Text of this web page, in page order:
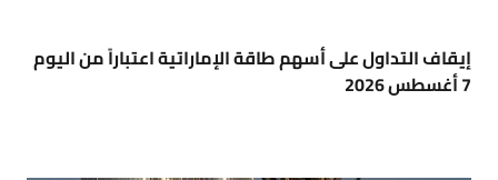
إيقاف التداول على أسهم طاقة الإماراتية اعتباراً من اليوم
7 أغسطس 2026